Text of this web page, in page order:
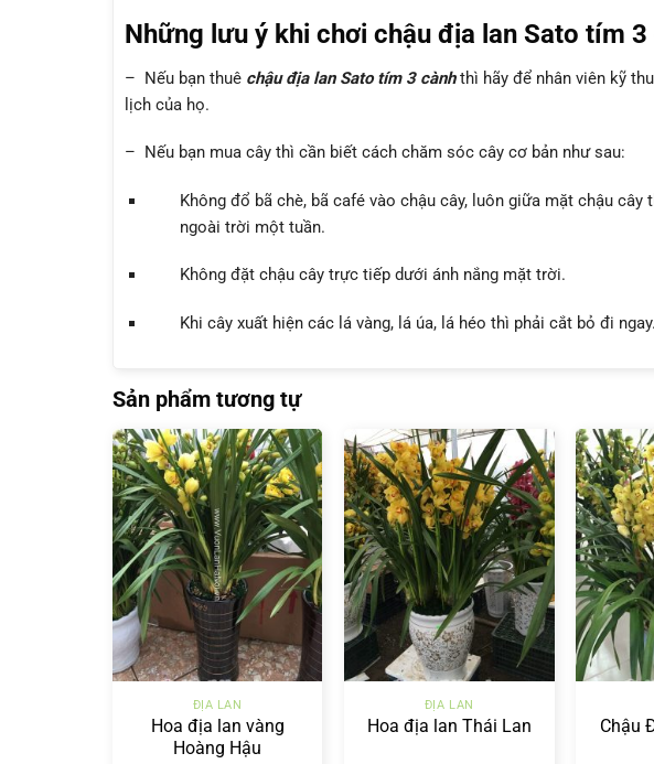
Những lưu ý khi chơi chậu địa lan Sato tím 3
– Nếu bạn thuê chậu địa lan Sato tím 3 cànhthì hãy để nhân viên kỹ
lịch của họ.
– Nếu bạn mua cây thì cần biết cách chăm sóc cây cơ bản như sau:
Không đổ bã chè, bã café vào chậu cây, luôn giữa mặt chậu
ngoài trời một tuần.
Không đặt chậu cây trực tiếp dưới ánh nắng mặt trời.
Khi cây xuất hiện các lá vàng, lá úa, lá héo thì phải cắt bỏ đi ngay.
Sản phẩm tương tự
+
ĐỊA LAN
Hoa địa lan vàng
Hoàng Hậu
+
ĐỊA LAN
Hoa địa lan Thái Lan
Chậu